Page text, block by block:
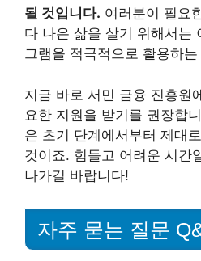
될 것입니다. 여러분이 필요
다 나은 삶을 살기 위해서는
그램을 적극적으로 활용하
지금 바로 서민 금융 진흥원
요한 지원을 받기를 권장합
은 초기 단계에서부터 제대
것이죠. 힘들고 어려운 시간
나가길 바랍니다!
자주 묻는 질문